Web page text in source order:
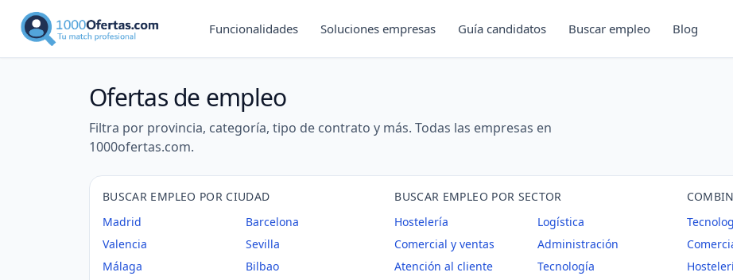
Funcionalidades Soluciones empresas Guía candidatos Buscar empleo Blog
Ofertas de empleo
Filtra por provincia, categoría, tipo de contrato y más. Todas las empresas en
1000ofertas.com.
BUSCAR EMPLEO POR CIUDAD
Madrid
Barcelona
Valencia
Sevilla
Málaga
Bilbao
BUSCAR EMPLEO POR SECTOR
Hostelería
Logística
Comercial y ventas
Administración
Atención al cliente
Tecnología